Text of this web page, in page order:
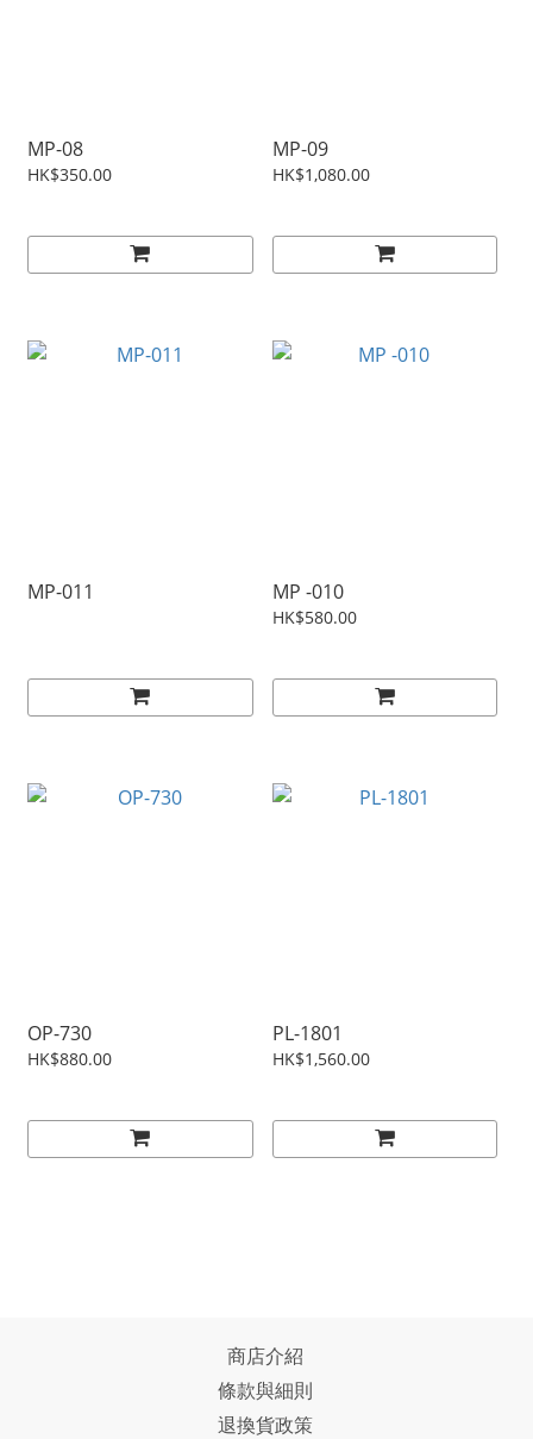
MP-08
HK$350.00
MP-09
HK$1,080.00
MP-011 MP -010
HK$580.00
OP-730
HK$880.00
PL-1801
HK$1,560.00
商店介紹
條款與細則
退換貨政策